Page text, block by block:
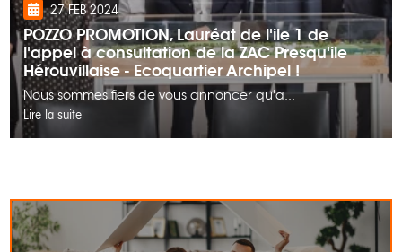
27 FEB 2024
POZZO PROMOTION, Lauréat de l'ile 1 de
l'appel à consultation de la ZAC Presqu'ile
Hérouvillaise - Ecoquartier Archipel !
​Nous sommes fiers de vous annoncer qu'a...
Lire la suite